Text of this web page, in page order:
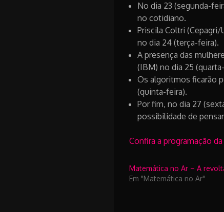
No dia 23 (segunda-
no cotidiano.
Priscila Coltri
no dia 24 (terça-feira).
A presença das
(IBM) no dia 25
Os algoritmos ficarão
(quinta-feira).
Por fim, no dia 27
possibilidade de
Confira a programação
Matemática no Ar – A
Em "Matemática no Ar"